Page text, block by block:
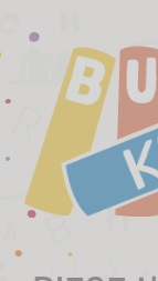
content